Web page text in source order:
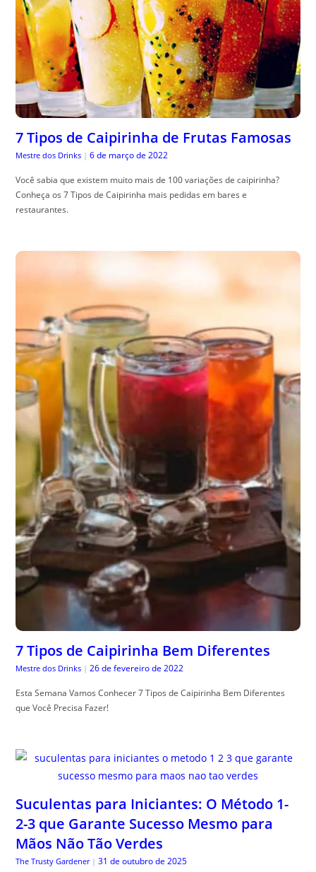
7 Tipos de Caipirinha de Frutas Famosas
Mestre dos Drinks | 6 de março de 2022
Você sabia que existem muito mais de 100 variações de caipirinha?
Conheça os 7 Tipos de Caipirinha mais pedidas em bares e
restaurantes.
7 Tipos de Caipirinha Bem Diferentes
Mestre dos Drinks | 26 de fevereiro de 2022
Esta Semana Vamos Conhecer 7 Tipos de Caipirinha Bem Diferentes
que Você Precisa Fazer!
Suculentas para Iniciantes: O Método 1-
2-3 que Garante Sucesso Mesmo para
Mãos Não Tão Verdes
The Trusty Gardener | 31 de outubro de 2025